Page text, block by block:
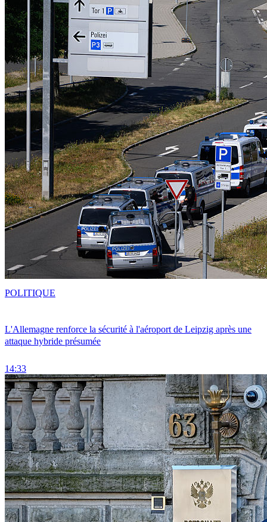
L'Allemagne renforce la sécurité à l'aéroport de Leipzig après une
attaque hybride présumée
14:33
POLITIQUE